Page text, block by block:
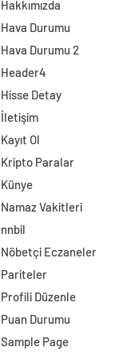
Hakkımızda
Hava Durumu
Hava Durumu 2
Header4
Hisse Detay
İletişim
Kayıt Ol
Kripto Paralar
Künye
Namaz Vakitleri
nnbil
Nöbetçi Eczaneler
Pariteler
Profili Düzenle
Puan Durumu
Sample Page